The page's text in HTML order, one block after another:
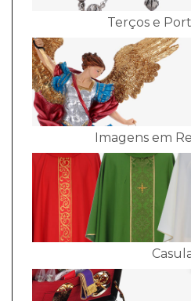
Terços e
Imagens em